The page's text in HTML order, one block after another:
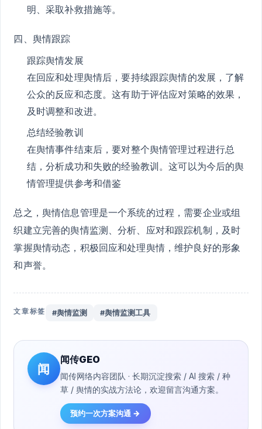
明、采取补救措施等。
四、舆情跟踪
跟踪舆情发展
在回应和处理舆情后，要持续跟踪舆情的发展，了解
公众的反应和态度。这有助于评估应对策略的效果，
及时调整和改进。
总结经验教训
在舆情事件结束后，要对整个舆情管理过程进行总
结，分析成功和失败的经验教训。这可以为今后的舆
情管理提供参考和借鉴
总之，舆情信息管理是一个系统的过程，需要企业或组
织建立完善的舆情监测、分析、应对和跟踪机制，及时
掌握舆情动态，积极回应和处理舆情，维护良好的形象
和声誉。
文章标签 #舆情监测 #舆情监测工具
闻
闻传GEO
闻传网络内容团队 · 长期沉淀搜索 / AI 搜索 / 种
草 / 舆情的实战方法论，欢迎留言沟通方案。
预约一次方案沟通 →